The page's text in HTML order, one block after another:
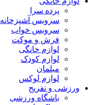
پرده سرا
سرویس آشپزخانه
سرویس خواب
فرش و موکت
لوازم خانگی
لوازم کودک
مبلمان
لوازم لوکس
ورزشی و تفریح
باشگاه ورزشی